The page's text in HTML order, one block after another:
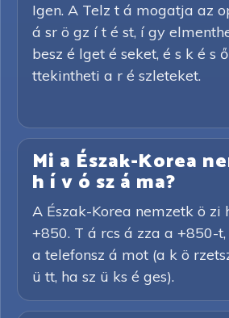
Igen. A Telz t á mogatja az
á sr ö gz í t é st, í gy
besz é lget é seket, é s k é s
ttekintheti a r é szleteket.
Mi a Észak-Korea
h í v ó sz á ma?
A Észak-Korea nemzetk ö zi
+850. T á rcs á zza a +850-
a telefonsz á mot (a k ö
ü tt, ha sz ü ks é ges).